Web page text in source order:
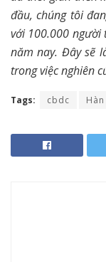
đầu, chúng tôi
với 100.000 người
năm nay. Đây sẽ
trong việc nghiên
Tags: cbdc